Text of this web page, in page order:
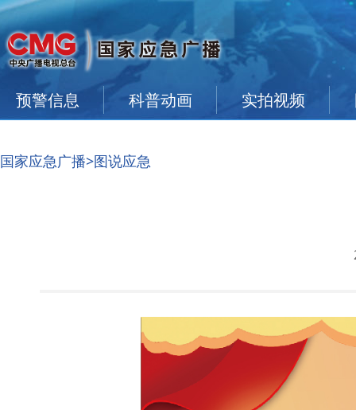
预警信息 科普动画 实拍视频
国家应急广播>图说应急